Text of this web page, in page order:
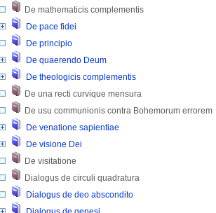
De mathematicis complementis
De pace fidei
De principio
De quaerendo Deum
De theologicis complementis
De una recti curvique mensura
De usu communionis contra Bohemorum errorem
De venatione sapientiae
De visione Dei
De visitatione
Dialogus de circuli quadratura
Dialogus de deo abscondito